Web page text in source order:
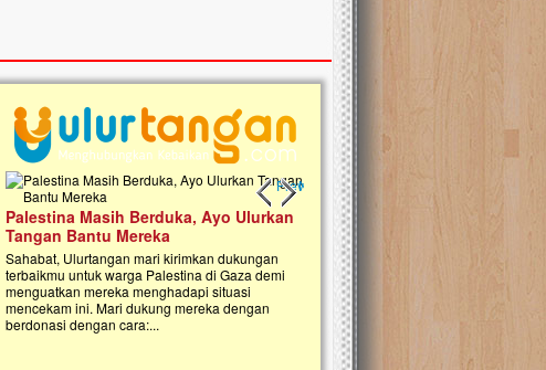
Previous slide
Next slide
Palestina Masih Berduka, Ayo Ulurkan
Tangan Bantu Mereka
Sahabat, Ulurtangan mari kirimkan dukungan
terbaikmu untuk warga Palestina di Gaza demi
menguatkan mereka menghadapi situasi
mencekam ini. Mari dukung mereka dengan
berdonasi dengan cara:...
Open Donasi Wakaf
Rumah Qur'an & TK Islam
Najjah di Jonggol
Saat ini, Ulurtangan bersama Yayasan
Najjahtul Islam Jonggol sedang merintis
pembangunan Rumah Qur’an dan
kanak Islam Terpadu (TKIT) An Najjah
Gedung Majelis Taklim di Jonggol,...